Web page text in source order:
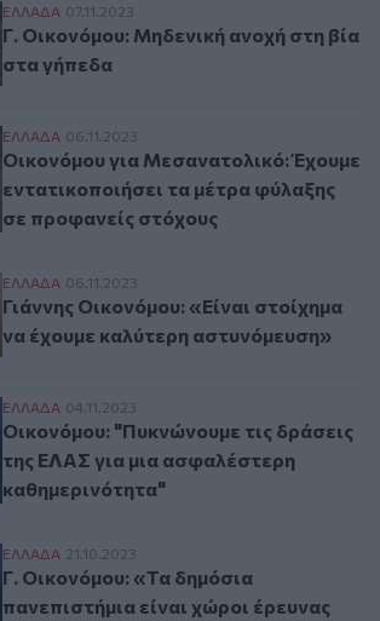
Γ. Οικονόμου: Μηδενική ανοχή στη βία
ΕΛΛAΔΑ 07.11.2023
Γ. Οικονόμου: Μηδενική ανοχή στη βία
στα γήπεδα
Οικονόμου για Μεσανατολικό: Έχουμε
ΕΛΛAΔΑ 06.11.2023
Οικονόμου για Μεσανατολικό: Έχουμε
εντατικοποιήσει τα μέτρα φύλαξης
σε προφανείς στόχους
Γιάννης Οικονόμου: «Είναι στοίχημα να
ΕΛΛAΔΑ 06.11.2023
Γιάννης Οικονόμου: «Είναι στοίχημα
να έχουμε καλύτερη αστυνόμευση»
Οικονόμου: "Πυκνώνουμε τις δράσεις
ΕΛΛAΔΑ 04.11.2023
Οικονόμου: "Πυκνώνουμε τις δράσεις
της ΕΛΑΣ για μια ασφαλέστερη
καθημερινότητα"
Γ. Οικονόμου: «Τα δημόσια πανεπιστήμια
ΕΛΛAΔΑ 21.10.2023
Γ. Οικονόμου: «Τα δημόσια
πανεπιστήμια είναι χώροι έρευνας